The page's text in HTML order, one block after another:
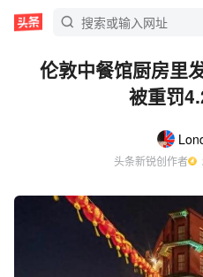
伦敦中餐馆厨房里
被重罚
头条新锐创作者